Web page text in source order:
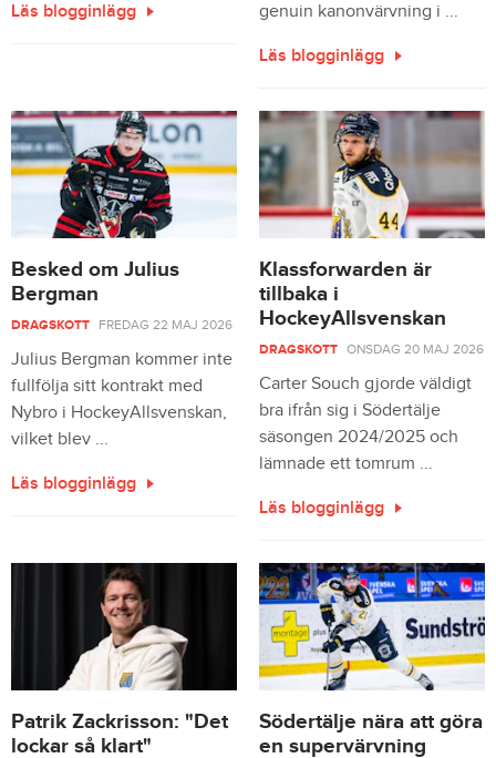
Läs blogginlägg
genuin kanonvärvning i ...
Läs blogginlägg
Besked om Julius
Bergman
DRAGSKOTT FREDAG 22 MAJ 2026
Julius Bergman kommer inte
fullfölja sitt kontrakt med
Nybro i HockeyAllsvenskan,
vilket blev ...
Läs blogginlägg
Klassforwarden är
tillbaka i
HockeyAllsvenskan
DRAGSKOTT ONSDAG 20 MAJ 2026
Carter Souch gjorde väldigt
bra ifrån sig i Södertälje
säsongen 2024/2025 och
lämnade ett tomrum ...
Läs blogginlägg
Patrik Zackrisson: "Det
lockar så klart"
Södertälje nära att göra
en supervärvning